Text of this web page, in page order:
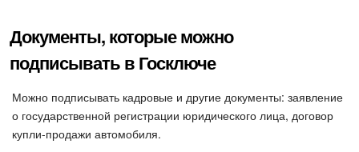
Аналитика
Автоматизация
Документы, которые можно
подписывать в Госключе
Можно подписывать кадровые и другие документы: заявление
о государственной регистрации юридического лица, договор
купли-продажи автомобиля.